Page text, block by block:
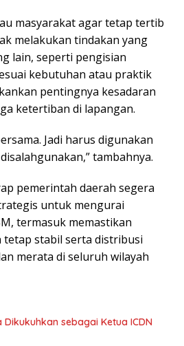
masyarakat agar tetap tertib
melakukan tindakan yang
lain, seperti pengisian
kebutuhan atau praktik
pentingnya kesadaran
ketertiban di lapangan.
Jadi harus digunakan
tambahnya.
pemerintah daerah segera
untuk mengurai
termasuk memastikan
tetap stabil serta distribusi
merata di seluruh wilayah
sebagai Ketua ICDN